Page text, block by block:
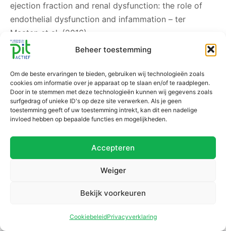
Beheer toestemming
Om de beste ervaringen te bieden, gebruiken wij technologieën zoals
cookies om informatie over je apparaat op te slaan en/of te raadplegen.
Door in te stemmen met deze technologieën kunnen wij gegevens zoals
surfgedrag of unieke ID's op deze site verwerken. Als je geen
toestemming geeft of uw toestemming intrekt, kan dit een nadelige
invloed hebben op bepaalde functies en mogelijkheden.
Accepteren
Weiger
Bekijk voorkeuren
CookiebeleidPrivacyverklaring
ejection fraction and renal dysfunction: the role of
endothelial dysfunction and infammation – ter
Maaten et al. (2016)
04.05 | Artsenwijzer diëtetiek: Hartfalen – website